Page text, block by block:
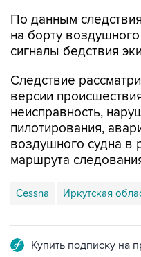
По данным
на борту
сигналы бедствия
Следствие
версии
неисправность,
пилотирования,
воздушного судна в
маршрута
Cessna Иркутская
Купить подписку на